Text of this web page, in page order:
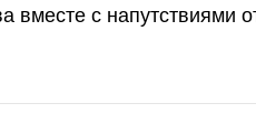
вместе с напутствиями